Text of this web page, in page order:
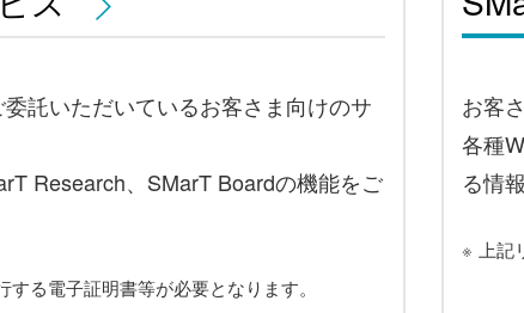
託いただいているお客さま向けのサ
Research、SMarT Boardの機能をご
る電子証明書等が必要となります。
お客
各種
る情
※ 上